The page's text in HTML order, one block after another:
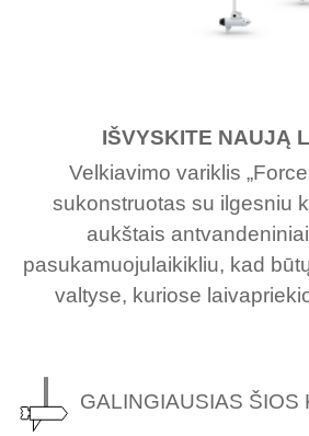
IŠVYSKITE NAUJĄ
Velkiavimo variklis
sukonstruotas su ilgesniu
aukštais
pasukamuojulaikikliu, kad
valtyse, kuriose
GALINGIAUSIAS ŠIOS